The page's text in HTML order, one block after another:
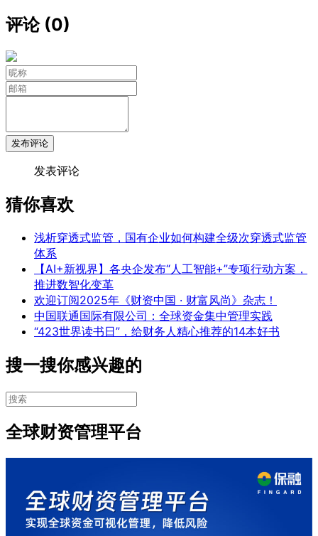
评论 (0)
发布评论
发表评论
猜你喜欢
浅析穿透式监管，国有企业如何构建全级次穿透式监管
体系
【AI+新视界】各央企发布“人工智能+”专项行动方案，
推进数智化变革
欢迎订阅2025年《财资中国 · 财富风尚》杂志！
中国联通国际有限公司：全球资金集中管理实践
“423世界读书日”，给财务人精心推荐的14本好书
搜一搜你感兴趣的
全球财资管理平台